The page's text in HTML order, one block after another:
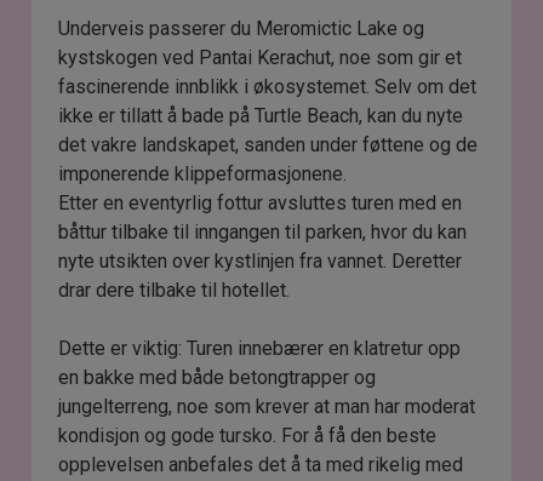
Underveis passerer du Meromictic Lake og
kystskogen ved Pantai Kerachut, noe som gir et
fascinerende innblikk i økosystemet. Selv om det
ikke er tillatt å bade på Turtle Beach, kan du nyte
det vakre landskapet, sanden under føttene og de
imponerende klippeformasjonene.
Etter en eventyrlig fottur avsluttes turen med en
båttur tilbake til inngangen til parken, hvor du kan
nyte utsikten over kystlinjen fra vannet. Deretter
drar dere tilbake til hotellet.
Dette er viktig: Turen innebærer en klatretur opp
en bakke med både betongtrapper og
jungelterreng, noe som krever at man har moderat
kondisjon og gode tursko. For å få den beste
opplevelsen anbefales det å ta med rikelig med